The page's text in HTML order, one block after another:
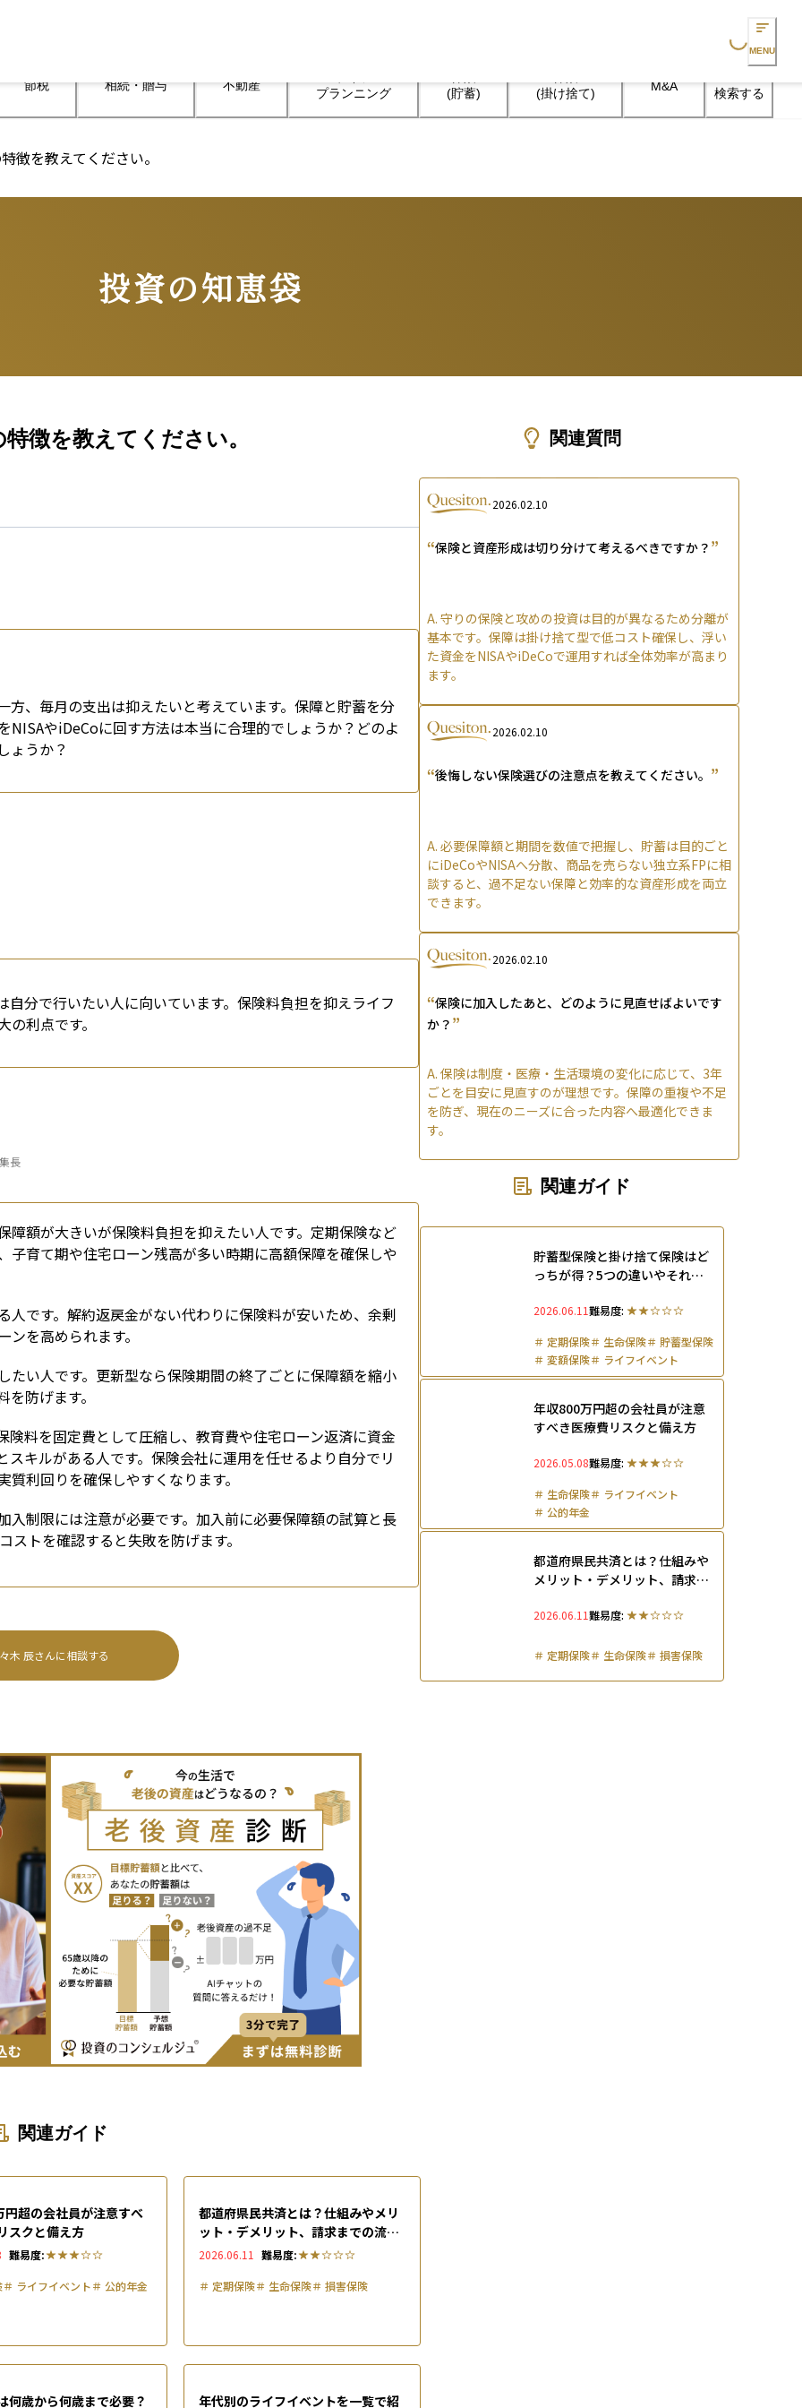
Loading... MENU
節税 相続・贈与 不動産
プランニング
(貯蓄)
(掛け捨て)
M&A 検索する
徴を教えてください。
投資の知恵袋
徴を教えてください。
、毎月の支出は抑えたいと考えています。保障と貯蓄を分
やiDeCoに回す方法は本当に合理的でしょうか？どのよ
ょうか？
分で行いたい人に向いています。保険料負担を抑えライフ
利点です。
長
額が大きいが保険料負担を抑えたい人です。定期保険など
育て期や住宅ローン残高が多い時期に高額保障を確保しや
です。解約返戻金がない代わりに保険料が安いため、余剰
を高められます。
い人です。更新型なら保険期間の終了ごとに保障額を縮小
防げます。
料を固定費として圧縮し、教育費や住宅ローン返済に資金
キルがある人です。保険会社に運用を任せるより自分でリ
利回りを確保しやすくなります。
制限には注意が必要です。加入前に必要保障額の試算と長
トを確認すると失敗を防げます。
木 辰さんに相談する
関連ガイド
円超の会社員が注意すべ
スクと備え方
難易度:
＃ ライフイベント＃ 公的年金
都道府県民共済とは？仕組みやメリ
ット・デメリット、請求までの流れ
を解説
2026.06.11 難易度:
＃ 定期保険＃ 生命保険＃損害保険
何歳から何歳まで必要？
年代別のライフイベントを一覧で紹
関連質問
2026.02.10
“保険と資産形成は切り分けて考えるべきですか？ ”
A. 守りの保険と攻めの投資は目的が異なるため分離が
基本です。保障は掛け捨て型で低コスト確保し、浮い
た資金をNISAやiDeCoで運用すれば全体効率が高まり
ます。
2026.02.10
“後悔しない保険選びの注意点を教えてください。 ”
A. 必要保障額と期間を数値で把握し、貯蓄は目的ごと
にiDeCoやNISAへ分散、商品を売らない独立系FPに相
談すると、過不足ない保障と効率的な資産形成を両立
できます。
2026.02.10
“保険に加入したあと、どのように見直せばよいです
か？ ”
A. 保険は制度・医療・生活環境の変化に応じて、3年
ごとを目安に見直すのが理想です。保障の重複や不足
を防ぎ、現在のニーズに合った内容へ最適化できま
す。
関連ガイド
貯蓄型保険と掛け捨て保険はど
っちが得？5つの違いやそれぞ
2026.06.11難易度:
＃ 定期保険＃ 生命保険＃ 貯蓄型保険
＃変額保険＃ ライフイベント
年収800万円超の会社員が注意
すべき医療費リスクと備え方
2026.05.08難易度:
＃ 生命保険＃ ライフイベント
＃公的年金
都道府県民共済とは？仕組みや
メリット・デメリット、請求ま
2026.06.11難易度:
＃ 定期保険＃ 生命保険＃損害保険